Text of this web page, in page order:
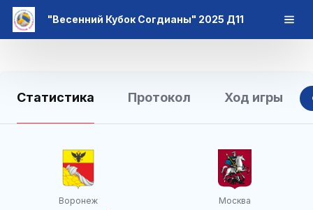
"Весенний Кубок Согдианы" 2025 Д11
Статистика Протокол Ход игры
Воронеж
Москва